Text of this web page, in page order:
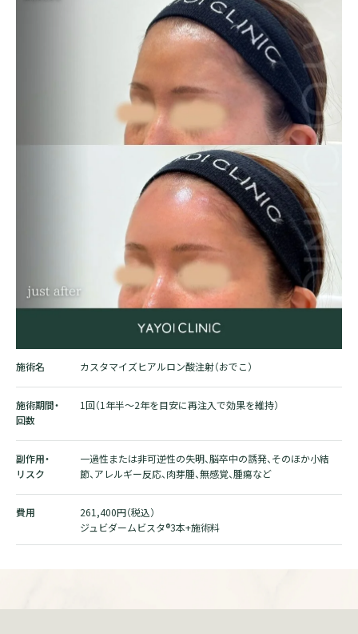
施術名 カスタマイズヒアルロン酸注射（おでこ）
施術期間・
回数
1回（1年半～2年を目安に再注入で効果を維持）
副作用・
リスク
一過性または非可逆性の失明、脳卒中の誘発、そのほか小結
節、アレルギー反応、肉芽腫、無感覚、腫瘍など
費用
261,400円（税込）
ジュビダームビスタ®3本+施術料